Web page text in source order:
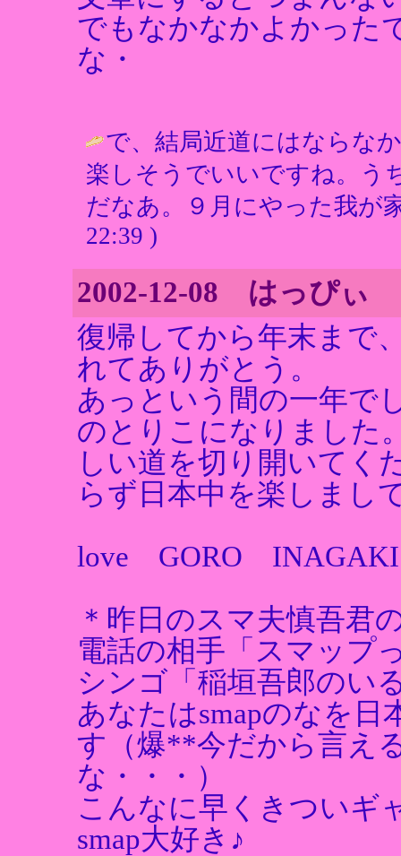
でもなかなかよかった
な・
で、結局近道にはならな
楽しそうでいいですね。う
だなあ。９月にやった我
22:39 )
2002-12-08 はっぴぃ
復帰してから年末まで
れてありがとう。
あっという間の一年で
のとりこになりました
しい道を切り開いてく
らず日本中を楽しまし
love GORO
＊昨日のスマ夫慎吾君
電話の相手「スマップ
シンゴ「稲垣吾郎のい
あなたはsmapのなを日
す（爆**今だから言え
な・・・）
こんなに早くきついギ
smap大好き♪